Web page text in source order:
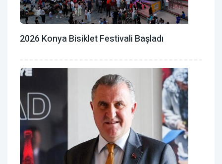
2026 Konya Bisiklet Festivali Başladı